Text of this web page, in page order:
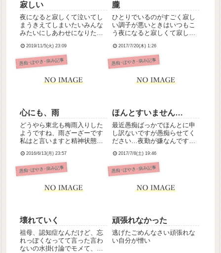
寂しい
夜になると寂しくて泣いてし
まうきえてしまいたいみんな
みたいにしあわせになりたか
2019/11/5(火) 23:09
朧
ひとりでいるのがすごく寂し
い調子が悪いときはいつもこ
う夜になると寂しくて寂しく
とりずーっとひとりこれまで
もこれからもずっとそう寂し
い
2017/7/20(木) 1:26
愚痴･ぼやき･病み記事
心にも、雨
どうやら東北も梅雨入りした
ようですね、雨ざーざーです
私はと言いますと精神状態は
切りたいとか思うことなく元
気に働けてます。たぶん。た
だ、自信がなくて。ちゃんと
者さんを看て、患者さんのこ
2016/6/13(月) 23:57
愚痴･ぼやき･病み記事
ほんとすいません…
最近愚痴ばっかでほんとに申
し訳ないですが愚痴らせてく
ださい…夜勤が嫌なんです。
すぎて嫌すぎて、心がし.にそ
う。つらい。ほんとうにつら
い。いやだ。行きたくない。
2017/7/8(土) 19:46
愚痴･ぼやき･病み記事
壊れていく
祖母、認知症なんだけど、忘
れっぽくなってて言った言わ
ないの水掛け論でモメて、感
愚痴･ぼやき･病み記事
頑張れなかった
逃げたごめんなさい頑張れな
い自分が憎い